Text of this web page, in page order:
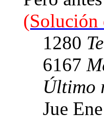
(Solución
1280
6167
Último
Jue